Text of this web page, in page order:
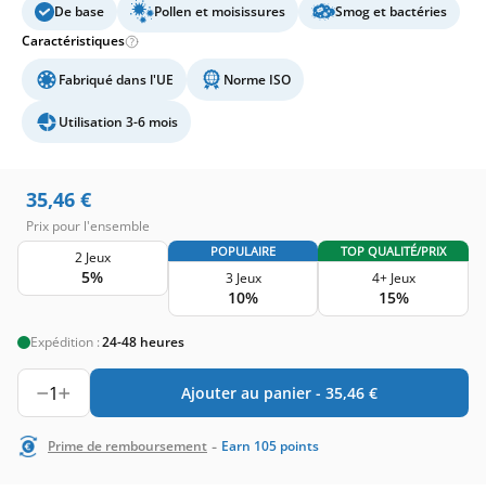
De base Pollen et moisissures
Smog et bactéries
Caractéristiques
Fabriqué dans l'UE Norme ISO
Utilisation 3-6 mois
35,46 €
Prix pour l'ensemble
2 Jeux
5%
POPULAIRE
3 Jeux
10%
TOP QUALITÉ/PRIX
4+ Jeux
15%
Expédition :24-48 heures
1 Ajouter au panier - 35,46 €
Prime de remboursement - Earn 105 points